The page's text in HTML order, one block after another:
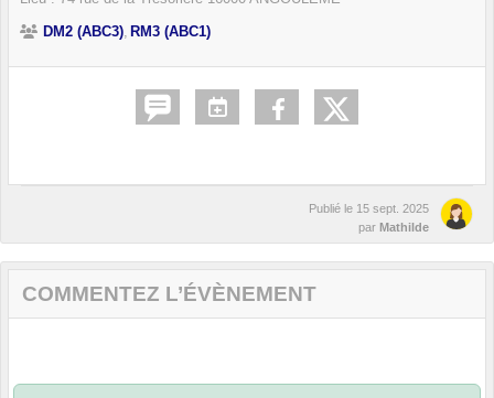
DM2 (ABC3) RM3 (ABC1)
Publié le 15 sept. 2025
par Mathilde
COMMENTEZ L’ÉVÈNEMENT